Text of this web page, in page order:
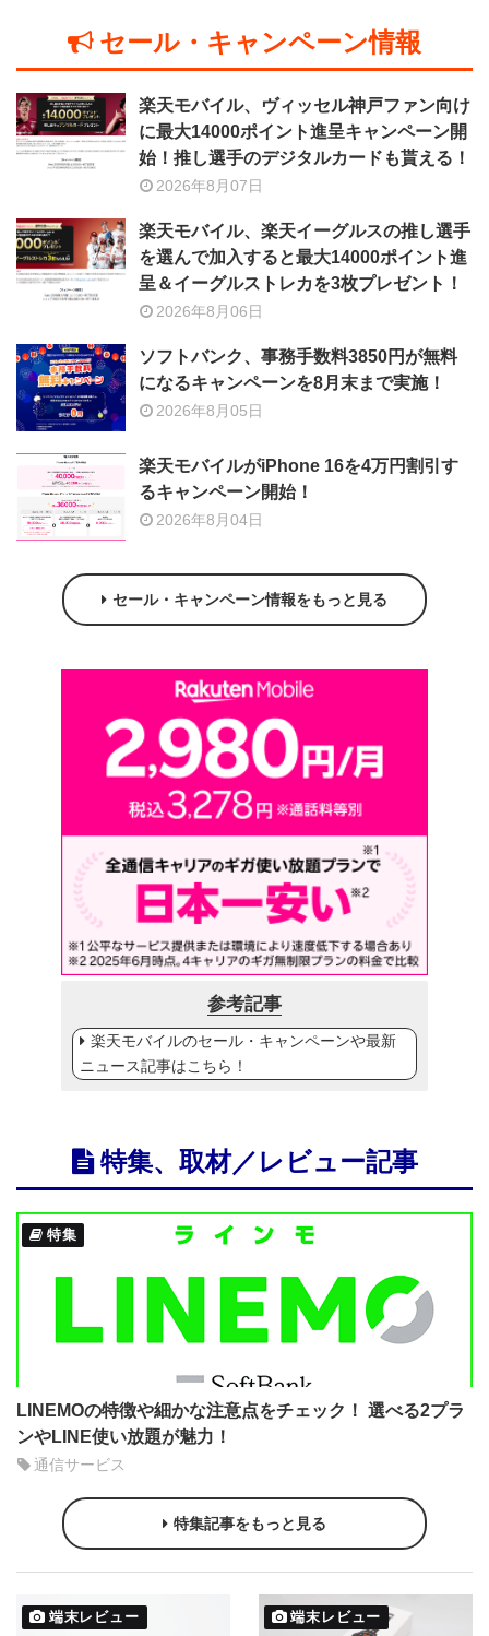
セール・キャンペーン情報
楽天モバイル、ヴィッセル神戸ファン向け
に最大14000ポイント進呈キャンペーン開
始！推し選手のデジタルカードも貰える！
2026年8月07日
楽天モバイル、楽天イーグルスの推し選手
を選んで加入すると最大14000ポイント進
呈＆イーグルストレカを3枚プレゼント！
2026年8月06日
ソフトバンク、事務手数料3850円が無料
になるキャンペーンを8月末まで実施！
2026年8月05日
楽天モバイルがiPhone 16を4万円割引す
るキャンペーン開始！
2026年8月04日
セール・キャンペーン情報をもっと見る
参考記事
楽天モバイルのセール・キャンペーンや最新
ニュース記事はこちら！
特集、取材／レビュー記事
特集
LINEMOの特徴や細かな注意点をチェック！ 選べる2プラ
ンやLINE使い放題が魅力！
通信サービス
特集記事をもっと見る
端末レビュー 端末レビュー